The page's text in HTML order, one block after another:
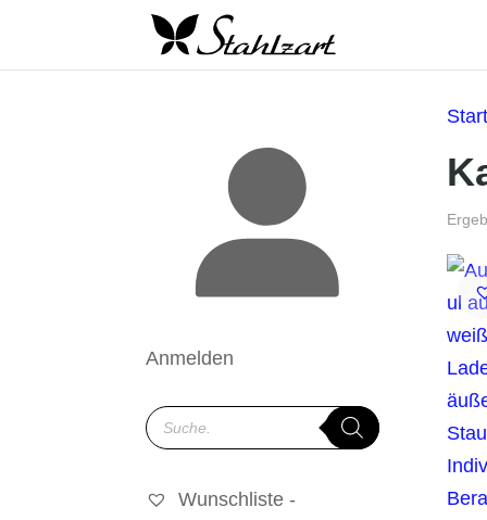
Start
Anmelden
Products
search
Wunschliste -